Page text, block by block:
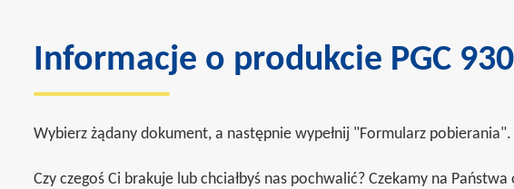
Informacje o produkcie PGC
Wybierz żądany dokument, a następnie wypełnij "Formularz
Czy czegoś Ci brakuje lub chciałbyś nas pochwalić? Czekamy na Państwa